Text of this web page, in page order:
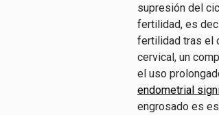
supresión del
fertilidad, es
fertilidad tras el
cervical, un
el uso
endometrial
engrosado es